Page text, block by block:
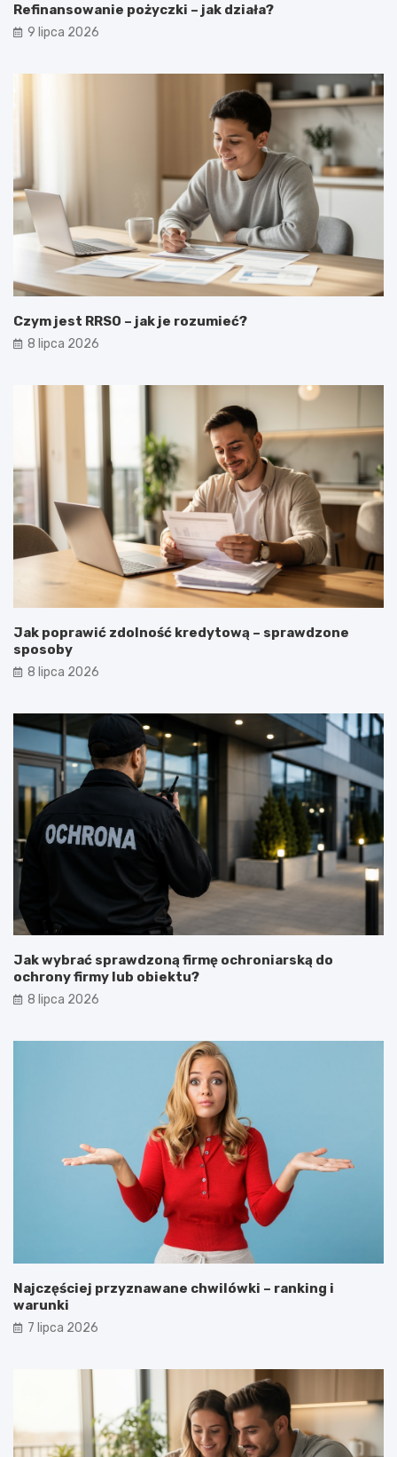
Refinansowanie pożyczki – jak działa?
9 lipca 2026
Czym jest RRSO – jak je rozumieć?
8 lipca 2026
Jak poprawić zdolność kredytową – sprawdzone
sposoby
8 lipca 2026
Jak wybrać sprawdzoną firmę ochroniarską do
ochrony firmy lub obiektu?
8 lipca 2026
Najczęściej przyznawane chwilówki – ranking i
warunki
7 lipca 2026